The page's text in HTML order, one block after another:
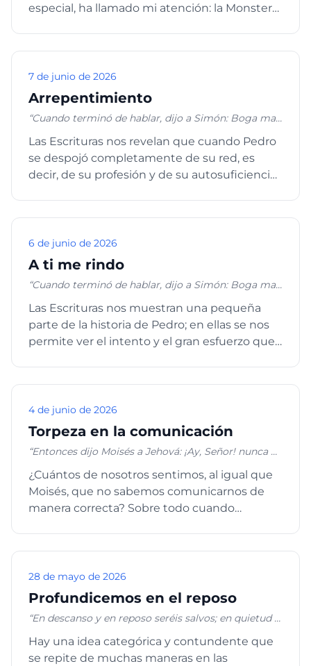
Juan 15:5
especial, ha llamado mi atención: la Monstera,
7 de junio de 2026
Arrepentimiento
“Cuando terminó de hablar, dijo a Simón: Boga mar
Respondiendo Simón, le dijo: Maestro, toda la noche
hemos estado trabajando, y nada hemos pescado;
mas en tu palabra echaré la red. Y habiéndolo
se rompía… Viendo esto Simón Pedro, cayó de
rodillas ante Jesús, diciendo: Apártate de mí, Señor,
tierra las barcas, dejándolo todo, le siguieron”. Lucas
5:4-6, 8, 11
Las Escrituras nos revelan que cuando Pedro
se despojó completamente de su red, es
decir, de su profesión y de su autosuficiencia,
6 de junio de 2026
A ti me rindo
“Cuando terminó de hablar, dijo a Simón: Boga mar
Respondiendo Simón, le dijo: Maestro, toda la noche
hemos estado trabajando, y nada hemos pescado;
mas en tu palabra echaré la red”. Lucas 5:4-5
Las Escrituras nos muestran una pequeña
parte de la historia de Pedro; en ellas se nos
permite ver el intento y el gran esfuerzo que
4 de junio de 2026
Torpeza en la comunicación
“Entonces dijo Moisés a Jehová: ¡Ay, Señor! nunca he
tú hablas a tu siervo; porque soy tardo en el habla y
torpe de lengua.” Éxodo 4:10
¿Cuántos de nosotros sentimos, al igual que
Moisés, que no sabemos comunicarnos de
manera correcta? Sobre todo cuando
28 de mayo de 2026
Profundicemos en el reposo
“En descanso y en reposo seréis salvos; en quietud y
Hay una idea categórica y contundente que
se repite de muchas maneras en las